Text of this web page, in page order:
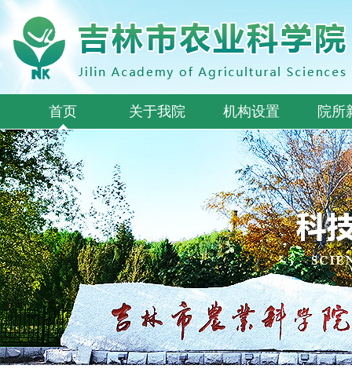
首页 关于我院 机构设置 院所